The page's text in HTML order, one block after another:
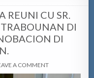
REUNI CU SR.
DI
DI
A COMMENT